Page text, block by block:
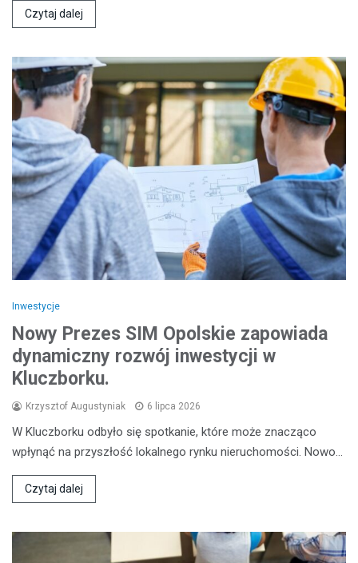
Czytaj dalej
Inwestycje
Nowy Prezes SIM Opolskie zapowiada
dynamiczny rozwój inwestycji w
Kluczborku.
Krzysztof Augustyniak 6 lipca 2026
W Kluczborku odbyło się spotkanie, które może znacząco
wpłynąć na przyszłość lokalnego rynku nieruchomości. Nowo…
Czytaj dalej